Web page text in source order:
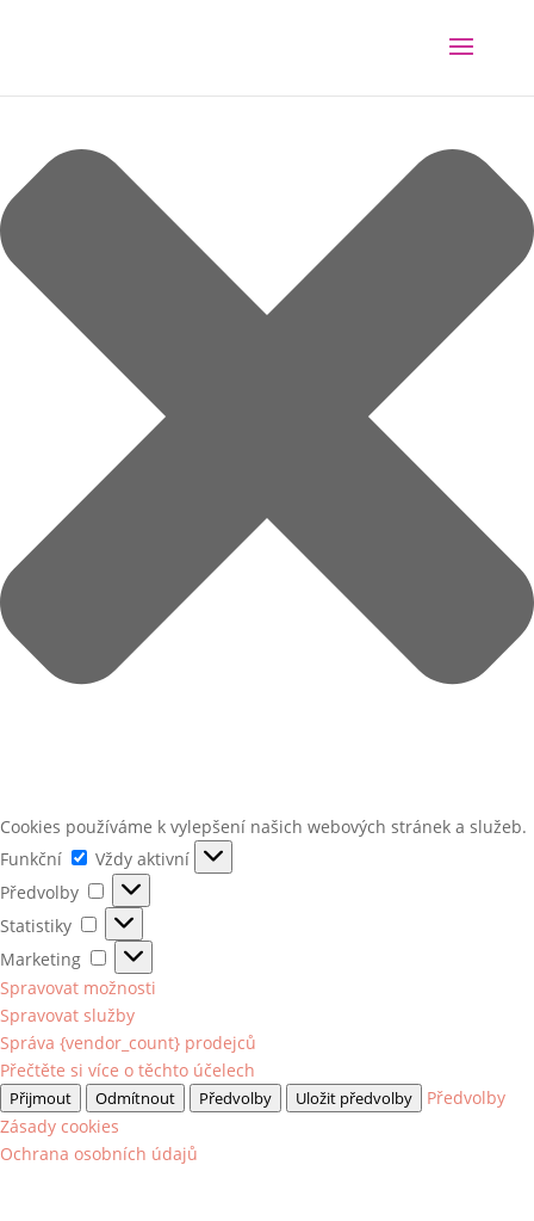
Cookies používáme k vylepšení našich webových stránek a služeb.
Funkční
Funkční
Vždy aktivní
Předvolby
Předvolby
Statistiky
Statistiky
Marketing
Marketing
Spravovat možnosti
Spravovat služby
Správa {vendor_count} prodejců
Přečtěte si více o těchto účelech
Přijmout Odmítnout Předvolby Uložit předvolby
Předvolby
Zásady cookies
Ochrana osobních údajů